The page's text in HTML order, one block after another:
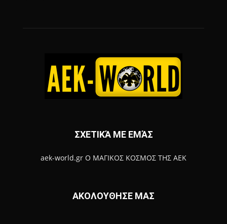
ΣΧΕΤΙΚΆ ΜΕ ΕΜΆΣ
aek-world.gr Ο ΜΑΓΙΚΟΣ ΚΟΣΜΟΣ ΤΗΣ ΑΕΚ
ΑΚΟΛΟΥΘΗΣΕ ΜΑΣ